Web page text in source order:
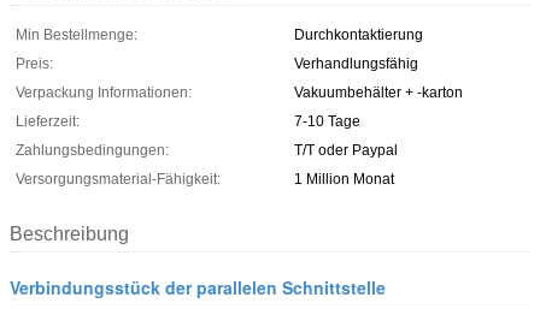
Min Bestellmenge:
Durchkontaktierung
Preis:
Verhandlungsfähig
Verpackung Informationen:
Vakuumbehälter + -karton
Lieferzeit:
7-10 Tage
Zahlungsbedingungen:
T/T oder Paypal
Versorgungsmaterial-Fähigkeit:
1 Million Monat
Beschreibung
Verbindungsstück der parallelen Schnittstelle